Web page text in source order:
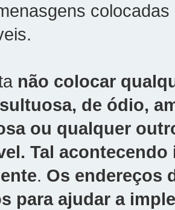
não colocar
de ódio,
ou qualquer
Tal
. Os endereços
para ajudar a